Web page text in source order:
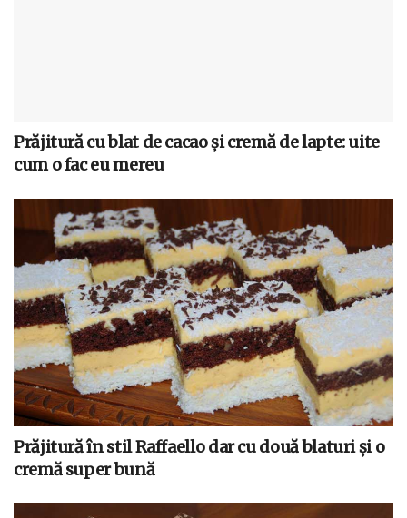
Prăjitură cu blat de cacao și cremă de lapte: uite
cum o fac eu mereu
Prăjitură în stil Raffaello dar cu două blaturi și o
cremă super bună